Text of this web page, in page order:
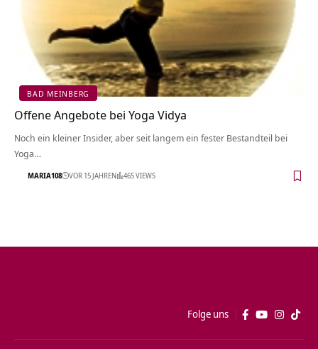
BAD MEINBERG
Offene Angebote bei Yoga Vidya
Noch ein kleiner Insider, aber seit langem ein fester Bestandteil bei
Yoga…
MARIA108 VOR 15 JAHREN 465 VIEWS
Folge uns